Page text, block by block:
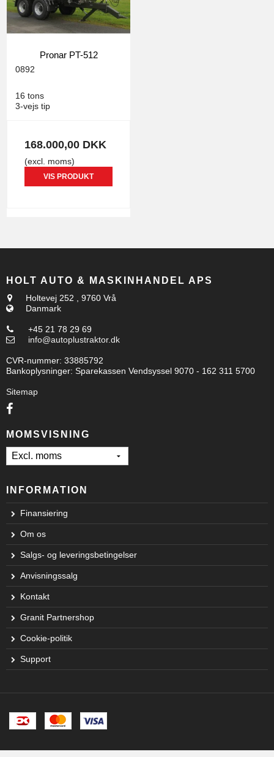
Pronar PT-512
0892
16 tons
3-vejs tip
168.000,00 DKK
(excl. moms)
VIS PRODUKT
HOLT AUTO & MASKINHANDEL APS
Holtevej 252
9760 Vrå
Danmark
+45 21 78 29 69
info@autoplustraktor.dk
CVR-nummer: 33885792
Bankoplysninger: Sparekassen Vendsyssel 9070 - 162 311 5700
Sitemap
MOMSVISNING
INFORMATION
Finansiering
Om os
Salgs- og leveringsbetingelser
Anvisningssalg
Kontakt
Granit Partnershop
Cookie-politik
Support